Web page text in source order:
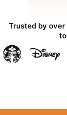
Trusted by